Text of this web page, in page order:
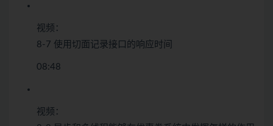
视频：
8-7 使用切面记录接口的响应时间
08:48
视频：